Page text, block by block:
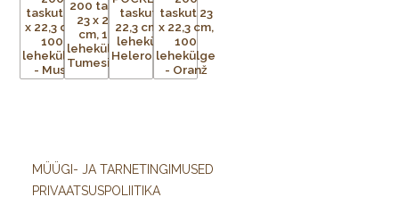
MÜÜGI- JA TARNETINGIMUSED
PRIVAATSUSPOLIITIKA